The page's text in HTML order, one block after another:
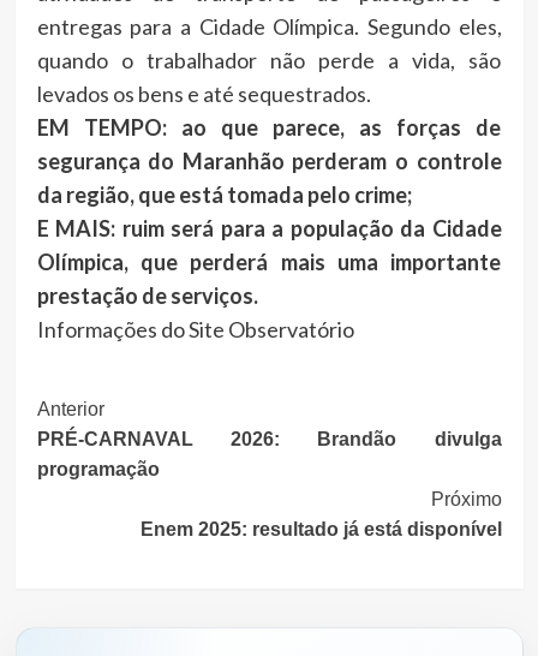
entregas para a Cidade Olímpica. Segundo eles,
quando o trabalhador não perde a vida, são
levados os bens e até sequestrados.
EM TEMPO: ao que parece, as forças de
segurança do Maranhão perderam o controle
da região, que está tomada pelo crime;
E MAIS: ruim será para a população da Cidade
Olímpica, que perderá mais uma importante
prestação de serviços.
Informações do Site Observatório
Post
Navigation
Anterior
PRÉ-CARNAVAL 2026: Brandão divulga
programação
Próximo
Enem 2025: resultado já está disponível